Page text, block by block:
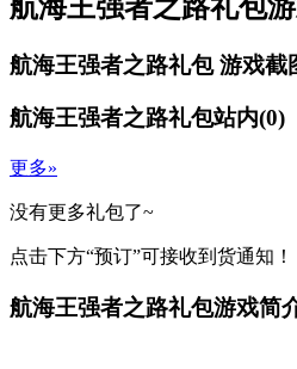
航海王强者之路礼包
航海王强者之路礼包游戏截
航海王强者之路礼包站内(0)
更多»
没有更多礼包了~
点击下方“预订”可接收到货通知！
航海王强者之路礼包游戏简